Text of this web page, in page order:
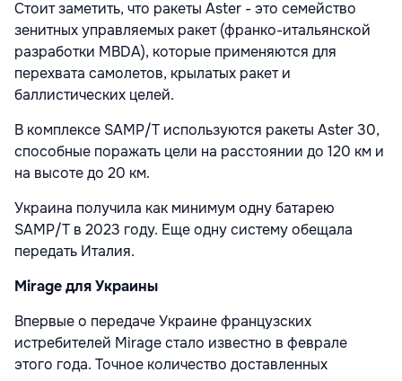
Стоит заметить, что ракеты Aster - это семейство
зенитных управляемых ракет (франко-итальянской
разработки MBDA), которые применяются для
перехвата самолетов, крылатых ракет и
баллистических целей.
В комплексе SAMP/T используются ракеты Aster 30,
способные поражать цели на расстоянии до 120 км и
на высоте до 20 км.
Украина получила как минимум одну батарею
SAMP/T в 2023 году. Еще одну систему обещала
передать Италия.
Mirage для Украины
Впервые о передаче Украине французских
истребителей Mirage стало известно в феврале
этого года. Точное количество доставленных